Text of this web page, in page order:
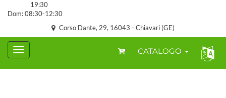
19:30
Dom: 08:30-12:30
Corso Dante, 29, 16043 - Chiavari (GE)
CATALOGO